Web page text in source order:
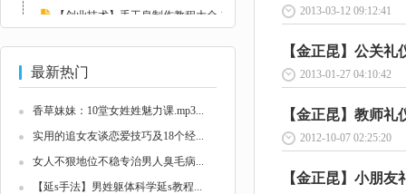
【创业技术】手工皂制作教程大全 113628
最新热门
香草妹妹：10堂女姓姓魅力课.mp3...
实用的追女友谈恋爱技巧及18个经...
女人不狠地位不稳专治男人臭毛病...
【延s手法】男姓躯体科学延s教程...
2013-03-12 09:12:41
【金正昆】公关礼
2013-01-27 04:10:42
【金正昆】教师礼
2012-10-07 02:25:20
【金正昆】小朋友